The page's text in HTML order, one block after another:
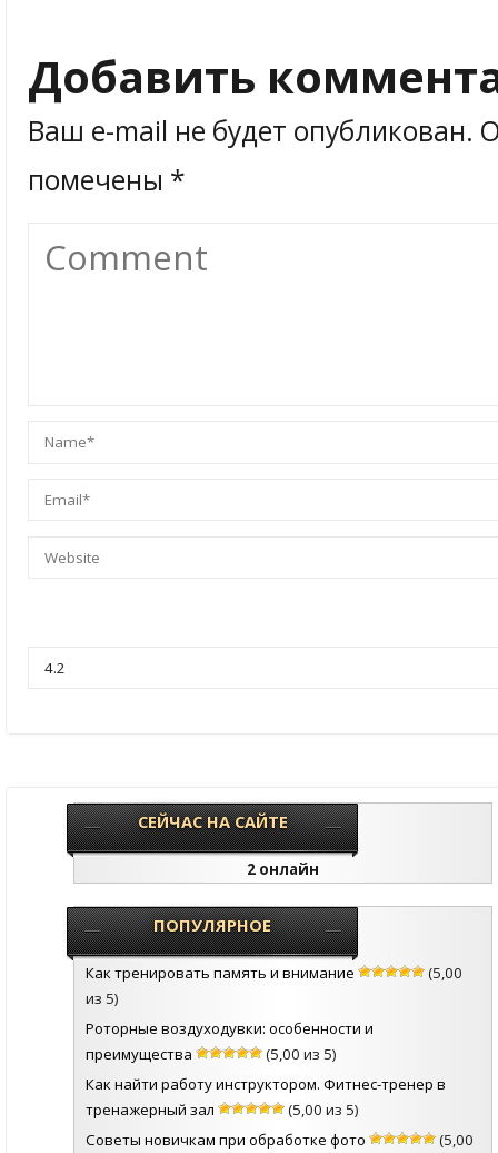
Добавить
Ваш e-mail не будет опубликован.
помечены *
СЕЙЧАС НА САЙТЕ
2 онлайн
ПОПУЛЯРНОЕ
Как тренировать память и внимание
(5,00
из 5)
Роторные воздуходувки: особенности и
преимущества
(5,00 из 5)
Как найти работу инструктором. Фитнес-тренер в
тренажерный зал
(5,00 из 5)
Советы новичкам при обработке фото
(5,00